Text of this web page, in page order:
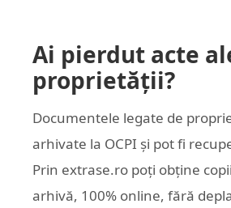
Ai pierdut acte
proprietății?
Documentele legate de
arhivate la OCPI și pot fi
Prin extrase.ro poți obține
arhivă, 100% online, fără